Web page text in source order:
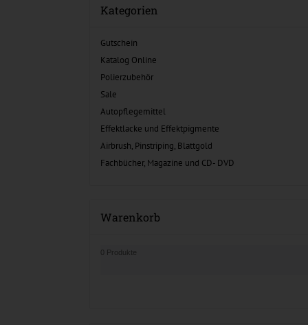
Kategorien
Gutschein
Katalog Online
Polierzubehör
Sale
Autopflegemittel
Effektlacke und Effektpigmente
Airbrush, Pinstriping, Blattgold
Fachbücher, Magazine und CD- DVD
Warenkorb
0 Produkte